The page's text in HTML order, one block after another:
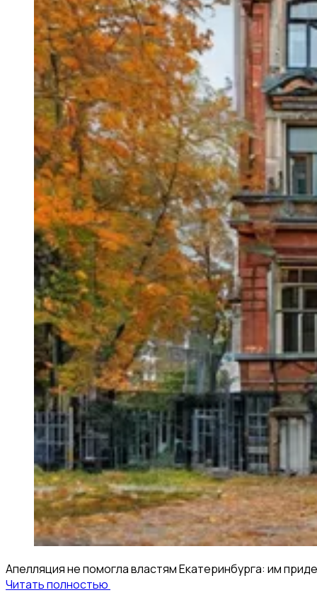
Апелляция не помогла властям Екатеринбурга: им
Читать полностью